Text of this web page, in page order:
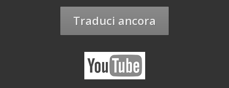
Traduci ancora